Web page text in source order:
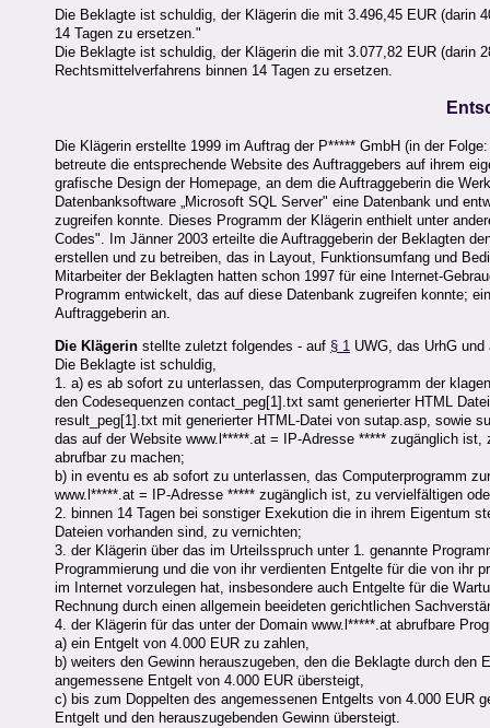
Die Beklagte ist schuldig, der Klägerin die mit 3.496,45 EUR (darin
14 Tagen zu ersetzen."
Die Beklagte ist schuldig, der Klägerin die mit 3.077,82 EUR (darin
Rechtsmittelverfahrens binnen 14 Tagen zu ersetzen.
Die Klägerin erstellte 1999 im Auftrag der P***** GmbH (in der
betreute die entsprechende Website des Auftraggebers auf ihrem
grafische Design der Homepage, an dem die Auftraggeberin die
Datenbanksoftware „Microsoft SQL Server" eine Datenbank und
zugreifen konnte. Dieses Programm der Klägerin enthielt unter
Codes". Im Jänner 2003 erteilte die Auftraggeberin der Beklagten
erstellen und zu betreiben, das in Layout, Funktionsumfang und
Mitarbeiter der Beklagten hatten schon 1997 für eine Internet-
Programm entwickelt, das auf diese Datenbank zugreifen konnte;
Auftraggeberin an.
Die Klägerin stellte zuletzt folgendes - auf § 1 UWG, das UrhG
Die Beklagte ist schuldig,
1. a) es ab sofort zu unterlassen, das Computerprogramm der
den Codesequenzen contact_peg[1].txt samt generierter HTML
result_peg[1].txt mit generierter HTML-Datei von sutap.asp, sowie
das auf der Website www.l*****.at = IP-Adresse ***** zugänglich
abrufbar zu machen;
b) in eventu es ab sofort zu unterlassen, das Computerprogramm
www.l*****.at = IP-Adresse ***** zugänglich ist, zu vervielfältigen
2. binnen 14 Tagen bei sonstiger Exekution die in ihrem Eigentum
Dateien vorhanden sind, zu vernichten;
3. der Klägerin über das im Urteilsspruch unter 1. genannte
Programmierung und die von ihr verdienten Entgelte für die von ihr
im Internet vorzulegen hat, insbesondere auch Entgelte für die
Rechnung durch einen allgemein beeideten gerichtlichen
4. der Klägerin für das unter der Domain www.l*****.at abrufbare
a) ein Entgelt von 4.000 EUR zu zahlen,
b) weiters den Gewinn herauszugeben, den die Beklagte durch
angemessene Entgelt von 4.000 EUR übersteigt,
c) bis zum Doppelten des angemessenen Entgelts von 4.000 EUR
Entgelt und den herauszugebenden Gewinn übersteigt.